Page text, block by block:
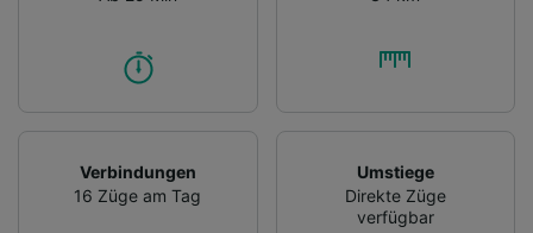
Verbindungen
16 Züge am Tag
Umstiege
Direkte Züge
verfügbar